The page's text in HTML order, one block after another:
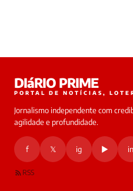
DIáRIO PRIME
PORTAL DE NOTÍCIAS,
Jornalismo independente com
agilidade e profundidade.
f 𝕏 ig ▶ in
RSS